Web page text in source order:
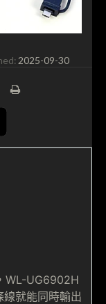
2025-09-30
WL-UG6902H
就能同時輸出